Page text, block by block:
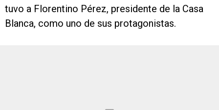
tuvo a Florentino Pérez, presidente de la Casa
Blanca, como uno de sus protagonistas.